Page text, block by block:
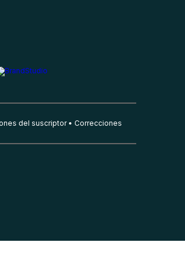
del suscriptor Correcciones